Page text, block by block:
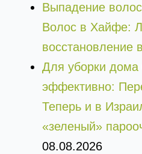
Выпадение
Волос в Хайфе:
восстановление
Для уборки дома
эффективно:
Теперь и в
«зеленый»
08.08.2026